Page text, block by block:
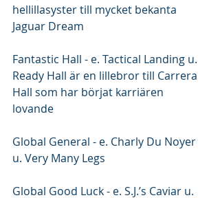
hellillasyster till mycket bekanta
Jaguar Dream
Fantastic Hall - e. Tactical Landing u.
Ready Hall är en lillebror till Carrera
Hall som har börjat karriären
lovande
Global General - e. Charly Du Noyer
u. Very Many Legs
Global Good Luck - e. S.J.’s Caviar u.